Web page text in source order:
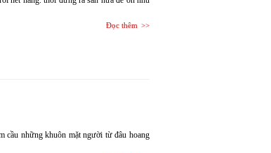
Đọc thêm
cầu những khuôn mặt người từ đâu hoang